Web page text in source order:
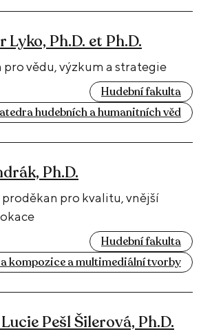
Lyko, Ph.D. et Ph.D.
vědu, výzkum a strategie
Hudební fakulta
hudebních a humanitních věd
Ph.D.
pro kvalitu, vnější
Hudební fakulta
kompozice a multimediální tvorby
Pešl Šilerová, Ph.D.